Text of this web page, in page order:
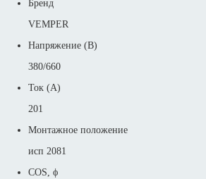
Бренд
VEMPER
Напряжение (В)
380/660
Ток (А)
201
Монтажное положение
исп 2081
COS, ϕ